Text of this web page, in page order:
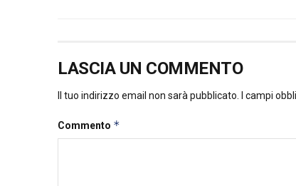
LASCIA UN COMMENTO
Il tuo indirizzo email non sarà pubblicato. I campi
Commento *